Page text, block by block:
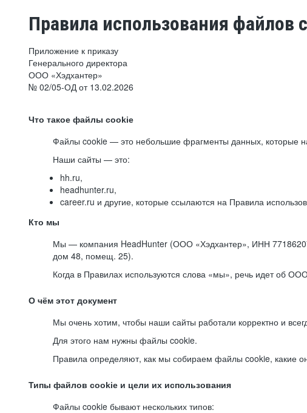
Правила использования файлов
Приложение к приказу
Генерального директора
ООО «Хэдхантер»
№ 02/05-ОД от 13.02.2026
Что такое файлы cookie
Файлы cookie — это небольшие фрагменты данных, которые
Наши сайты — это:
hh.ru,
headhunter.ru,
career.ru и другие, которые ссылаются на Правила
Кто мы
Мы — компания HeadHunter (ООО «Хэдхантер», ИНН
дом 48, помещ. 25).
Когда в Правилах используются слова «мы», речь идет об
О чём этот документ
Мы очень хотим, чтобы наши сайты работали корректно и
Для этого нам нужны файлы cookie.
Правила определяют, как мы собираем файлы cookie, какие
Типы файлов cookie и цели их использования
Файлы cookie бывают нескольких типов: